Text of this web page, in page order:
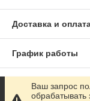
Доставка и
График работы
Полная версия
Ваш запрос
обрабатывать